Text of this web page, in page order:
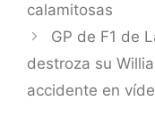
calamitosas
GP de F1 de
destroza su
accidente en